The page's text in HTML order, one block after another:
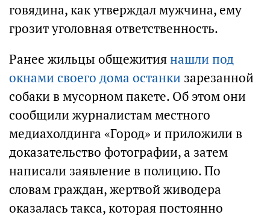
говядина, как утверждал мужчина, ему
грозит уголовная ответственность.
Ранее жильцы общежитиянашли под
окнами своего дома останки зарезанной
собаки в мусорном пакете. Об этом они
сообщили журналистам местного
медиахолдинга «Город» и приложили в
доказательство фотографии, а затем
написали заявление в полицию. По
словам граждан, жертвой живодера
оказалась такса, которая постоянно